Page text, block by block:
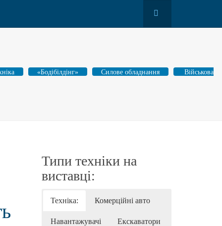
«Бодібілдінг» Силове обладнання Військова
Типи техніки на
виставці:
Техніка: Комерційні авто
Навантажувачі Екскаватори